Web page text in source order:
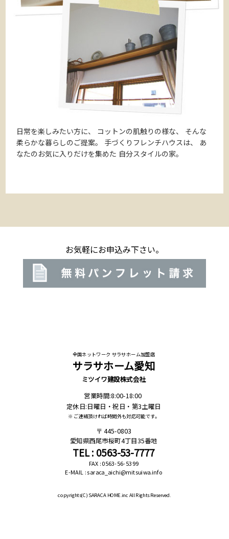
日常を楽しみたい方に、 コットンの肌触りの様な、
そんな
柔らかな暮らしのご提案。
手づくりフレンチハウスは、
あ
なたのお気に入りだけを集めた 自分スタイルの家。
お気軽にお申込み下さい。
全国ネットワーク サラサホーム加盟店
サラサホーム愛知
ミツイワ建設株式会社
営業時間:8:00-18:00
定休日:日曜日・祝日・第3土曜日
※ ご連絡頂ければ時間外も対応可能です。
445-0803
愛知県西尾市桜町4丁目35番地
TEL : 0563-53-7777
FAX : 0563-56-5399
E-MAIL : saraca_aichi@mitsuiwa.info
copyrights(C)SARACA HOME.inc All Rights Reserved.